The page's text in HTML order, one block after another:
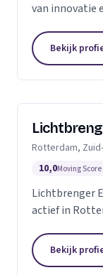
van innovatie
we al meer
onze...
Bekijk
Rotterdam,
10,0Moving Score
Lichtbrenger
actief in
veel meer....
Bekijk